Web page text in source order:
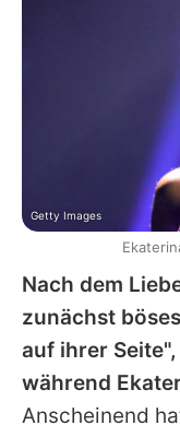
Nach dem
zunächst
auf ihrer
während
Anscheinend
Getty Images